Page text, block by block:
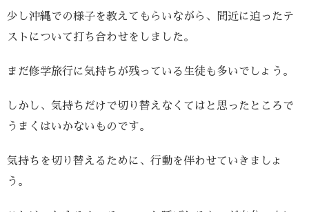
少し沖縄での様子を教えてもらいながら、間近に迫ったテ
ストについて打ち合わせをしました。
まだ修学旅行に気持ちが残っている生徒も多いでしょう。
しかし、気持ちだけで切り替えなくてはと思ったところで
うまくはいかないものです。
気持ちを切り替えるために、行動を伴わせていきましょ
う。